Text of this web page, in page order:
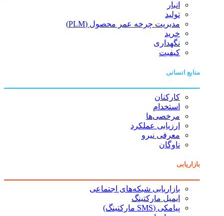
انبار
تولید
مدیریت چرخه عمر محصول (PLM)
خرید
نگهداری
کیفیت
منابع انسانی
کارکنان
استخدام
مرخصی‌ها
ارزیابی عملکرد
معرفی نیرو
ناوگان
بازاریابی
بازاریابی شبکه‌های اجتماعی
ایمیل مارکتینگ
پیامکی (SMS مارکتینگ)